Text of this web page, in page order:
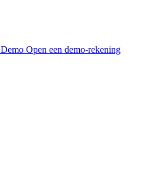
Demo Open een demo-rekening